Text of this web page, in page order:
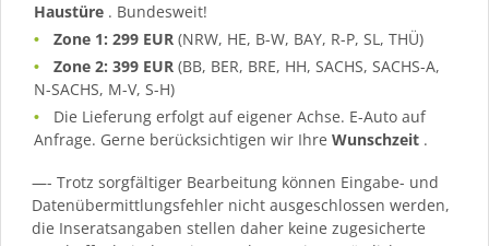
Haustüre . Bundesweit!
Zone 1: 299 EUR (NRW, HE, B-W, BAY, R-P, SL, THÜ)
Zone 2: 399 EUR (BB, BER, BRE, HH, SACHS, SACHS-A,
N-SACHS, M-V, S-H)
Die Lieferung erfolgt auf eigener Achse. E-Auto auf
Anfrage. Gerne berücksichtigen wir Ihre Wunschzeit .
—- Trotz sorgfältiger Bearbeitung können Eingabe- und
Datenübermittlungsfehler nicht ausgeschlossen werden,
die Inseratsangaben stellen daher keine zugesicherte